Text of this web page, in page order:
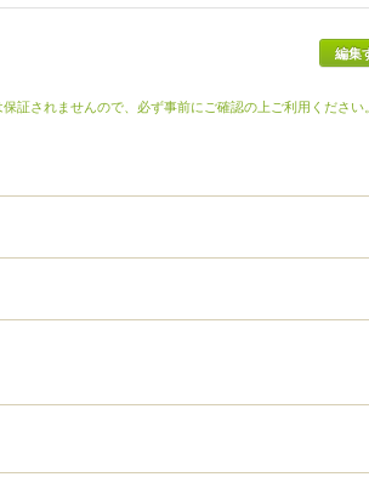
証されませんので、必ず事前にご確認の上ご利用ください。